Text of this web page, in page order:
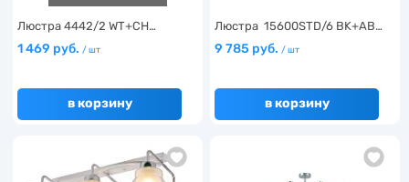
Люстра 4442/2 WT+CH…
1 469 руб. / шт
в корзину
Люстра 15600STD/6 BK+AB…
9 785 руб. / шт
в корзину